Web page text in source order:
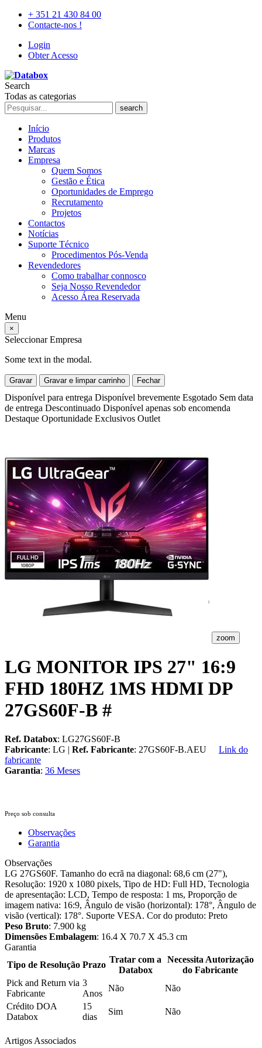
+ 351 21 430 84 00
Contacte-nos !
Login
Obter Acesso
Search
Todas as categorias
search
Início
Produtos
Marcas
Empresa
Quem Somos
Gestão e Ética
Oportunidades de Emprego
Recrutamento
Projetos
Contactos
Notícias
Suporte Técnico
Procedimentos Pós-Venda
Revendedores
Como trabalhar connosco
Seja Nosso Revendedor
Acesso Área Reservada
Menu
×
Seleccionar Empresa
Some text in the modal.
Gravar Gravar e limpar carrinho Fechar
Disponível para entrega Disponível brevemente Esgotado Sem data
de entrega Descontinuado Disponível apenas sob encomenda
Destaque Oportunidade Exclusivos Outlet
zoom
LG MONITOR IPS 27" 16:9
FHD 180HZ 1MS HDMI DP
27GS60F-B #
Ref. Databox: LG27GS60F-B
Fabricante: LG | Ref. Fabricante: 27GS60F-B.AEU
Link do
fabricante
Garantia: 36 Meses
Preço sob consulta
Observações
Garantia
Observações
LG 27GS60F. Tamanho do ecrã na diagonal: 68,6 cm (27"),
Resolução: 1920 x 1080 pixels, Tipo de HD: Full HD, Tecnologia
de apresentação: LCD, Tempo de resposta: 1 ms, Proporção de
imagem nativa: 16:9, Ângulo de visão (horizontal): 178°, Ângulo de
visão (vertical): 178°. Suporte VESA. Cor do produto: Preto
Peso Bruto: 7.900 kg
Dimensões Embalagem: 16.4 X 70.7 X 45.3 cm
Garantia
Tipo de Resolução Prazo
Tratar com a
Databox
Necessita Autorização
do Fabricante
Pick and Return via
Fabricante
3
Anos
Não
Não
Crédito DOA
Databox
15
dias
Sim Não
Artigos Associados